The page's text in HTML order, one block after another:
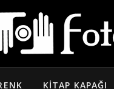
KITAP KAPAĞI